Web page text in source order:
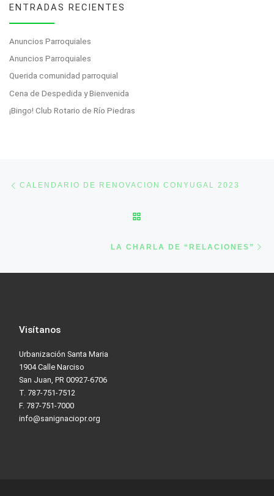
ENTRADAS RECIENTES
Anuncios Parroquiales
Anuncios Parroquiales
Querida comunidad parroquial
Cena de Despedida y Bienvenida
¡Bingo! Club Rotario de Río Piedras
Post navigation
CALENDARIO DE RENOVACION CONYUGAL 2023
LA CHARLA DE “RELACIONES”
Visítanos
Urbanización Santa Maria
1904 Calle Narciso
San Juan, PR 00927-6706
T. 787-751-7512
F. 787-751-7000
info@sanignaciopr.org